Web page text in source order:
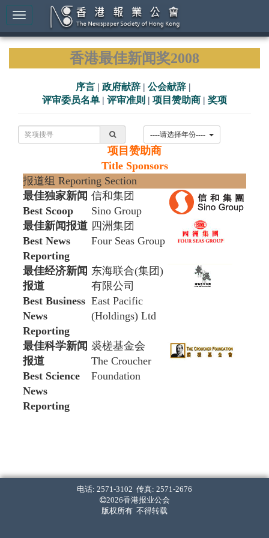
香港最佳新闻奖2008
序言 | 政府献辞 | 公会献辞 |
评审委员名单 | 评审准则 | 项目赞助商 | 奖项
项目赞助商
Title Sponsors
报道组 Reporting Section
最佳独家新闻
Best Scoop
信和集团
Sino Group
最佳新闻报道
Best News
Reporting
四洲集团
Four Seas Group
最佳经济新闻
报道
Best Business
News
Reporting
东海联合(集团)
有限公司
East Pacific
(Holdings) Ltd
最佳科学新闻
报道
Best Science
News
Reporting
裘槎基金会
The Croucher
Foundation
写作组 Writing Section
最佳新闻写作
电话: 2571-3102 传真: 2571-2676
2026香港报业公会
版权所有 不得转载